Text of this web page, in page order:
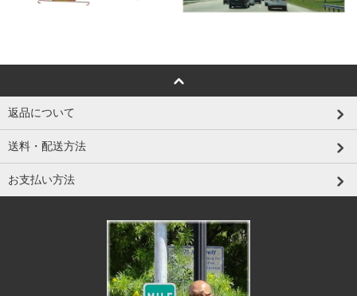
返品について
送料・配送方法
お支払い方法